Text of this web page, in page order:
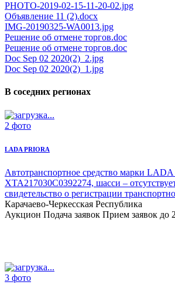
PHOTO-2019-02-15-11-20-02.jpg
Объявление 11 (2).docx
IMG-20190325-WA0013.jpg
Решение об отмене торгов.doc
Решение об отмене торгов.doc
Doc Sep 02 2020(2)_2.jpg
Doc Sep 02 2020(2)_1.jpg
В соседних регионах
2 фото
LADA PRIORA
Автотранспортное средство марки
ХТА217030С0392274, шасси –
свидетельство о регистрации
Карачаево-Черкесская Республика
Аукцион Подача заявок Прием заявок до
3 фото